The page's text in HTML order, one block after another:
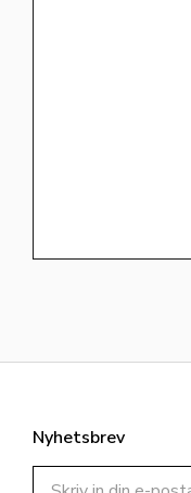
Nyhetsbrev